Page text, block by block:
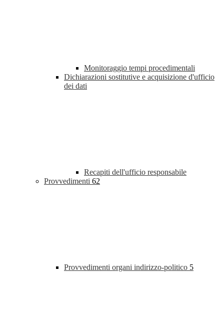
Monitoraggio tempi procedimentali
Dichiarazioni sostitutive e acquisizione d'ufficio
dei dati
Recapiti dell'ufficio responsabile
Provvedimenti 62
Provvedimenti organi indirizzo-politico 5